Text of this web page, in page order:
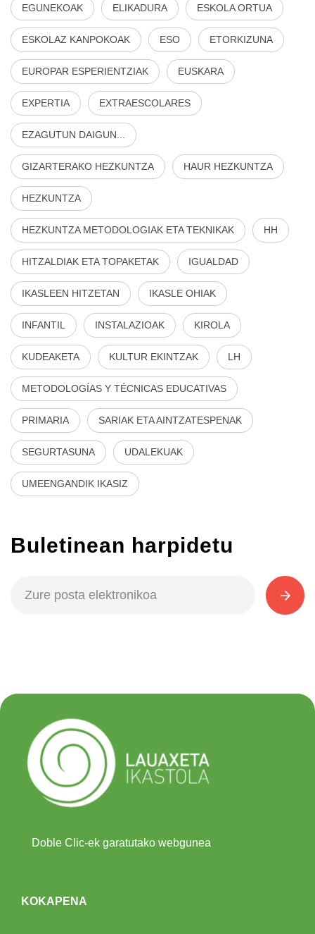
EGUNEKOAK ELIKADURA ESKOLA ORTUA
ESKOLAZ KANPOKOAK ESO ETORKIZUNA
EUROPAR ESPERIENTZIAK EUSKARA
EXPERTIA EXTRAESCOLARES
EZAGUTUN DAIGUN...
GIZARTERAKO HEZKUNTZA HAUR HEZKUNTZA
HEZKUNTZA
HEZKUNTZA METODOLOGIAK ETA TEKNIKAK HH
HITZALDIAK ETA TOPAKETAK IGUALDAD
IKASLEEN HITZETAN IKASLE OHIAK
INFANTIL INSTALAZIOAK KIROLA
KUDEAKETA KULTUR EKINTZAK LH
METODOLOGÍAS Y TÉCNICAS EDUCATIVAS
PRIMARIA SARIAK ETA AINTZATESPENAK
SEGURTASUNA UDALEKUAK
UMEENGANDIK IKASIZ
Buletinean harpidetu
Doble Clic-ek garatutako webgunea
KOKAPENA